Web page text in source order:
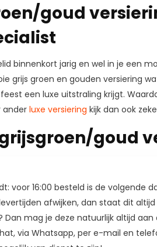
goud
binnenkort jarig en wel in je een
grijs groen en gouden versiering
een luxe uitstraling krijgt.
anderluxe versiering kijk dan ook
goud
voor 16:00 besteld is de volgende
afwijken, dan staat dit
mag je deze natuurlijk altijd aan
via Whatsapp, per e-mail en